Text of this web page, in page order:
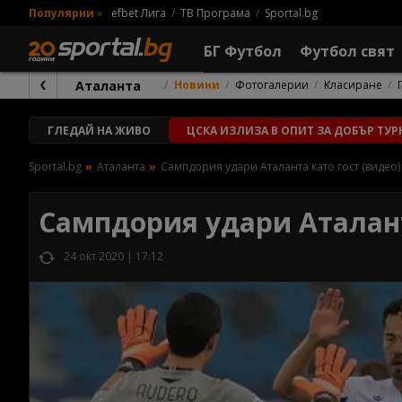
Популярни » efbet Лига ТВ Програма Sportal.bg
БГ Футбол Футбол свят
Аталанта Новини Фотогалерии Класиране
ГЛЕДАЙ НА ЖИВО ЦСКА ИЗЛИЗА В ОПИТ ЗА ДОБЪР
Sportal.bg Аталанта Сампдория удари Аталанта като гост (видео)
Сампдория удари
24 окт 2020 | 17:12